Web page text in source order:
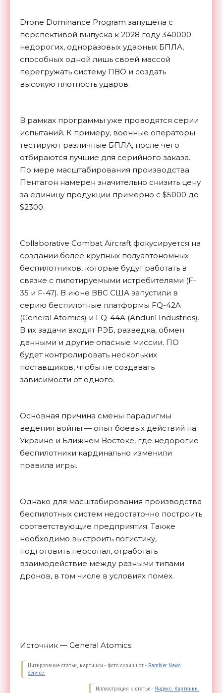
Drone Dominance Program запущена с
перспективой выпуска к 2028 году 340000
недорогих, одноразовых ударных БПЛА,
способных одной лишь своей массой
перегружать систему ПВО и создать
высокую плотность ударов.
В рамках программы уже проводятся серии
испытаний. К примеру, военные операторы
тестируют различные БПЛА, после чего
отбираются лучшие для серийного заказа.
По мере масштабирования производства
Пентагон намерен значительно снизить цену
за единицу продукции примерно с $5000 до
$2300.
Collaborative Combat Aircraft фокусируется на
создании более крупных полуавтономных
беспилотников, которые будут работать в
связке с пилотируемыми истребителями (F-
35 и F-47). В июне ВВС США запустили в
серию беспилотные платформы FQ-42A
(General Atomics) и FQ-44A (Anduril Industries).
В их задачи входят РЭБ, разведка, обмен
данными и другие опасные миссии. ПО
будет контролировать нескольких
поставщиков, чтобы не создавать
зависимости от одного.
Основная причина смены парадигмы
ведения войны — опыт боевых действий на
Украине и Ближнем Востоке, где недорогие
беспилотники кардинально изменили
правила игры.
Однако для масштабирования производства
беспилотных систем недостаточно построить
соответствующие предприятия. Также
необходимо выстроить логистику,
подготовить персонал, отработать
взаимодействие между разными типами
дронов, в том числе в условиях помех.
Источник — General Atomics
Цитирование статьи, картинки - фото скриншот - Rambler News
Service.
Иллюстрация к статье - Яндекс. Картинки.